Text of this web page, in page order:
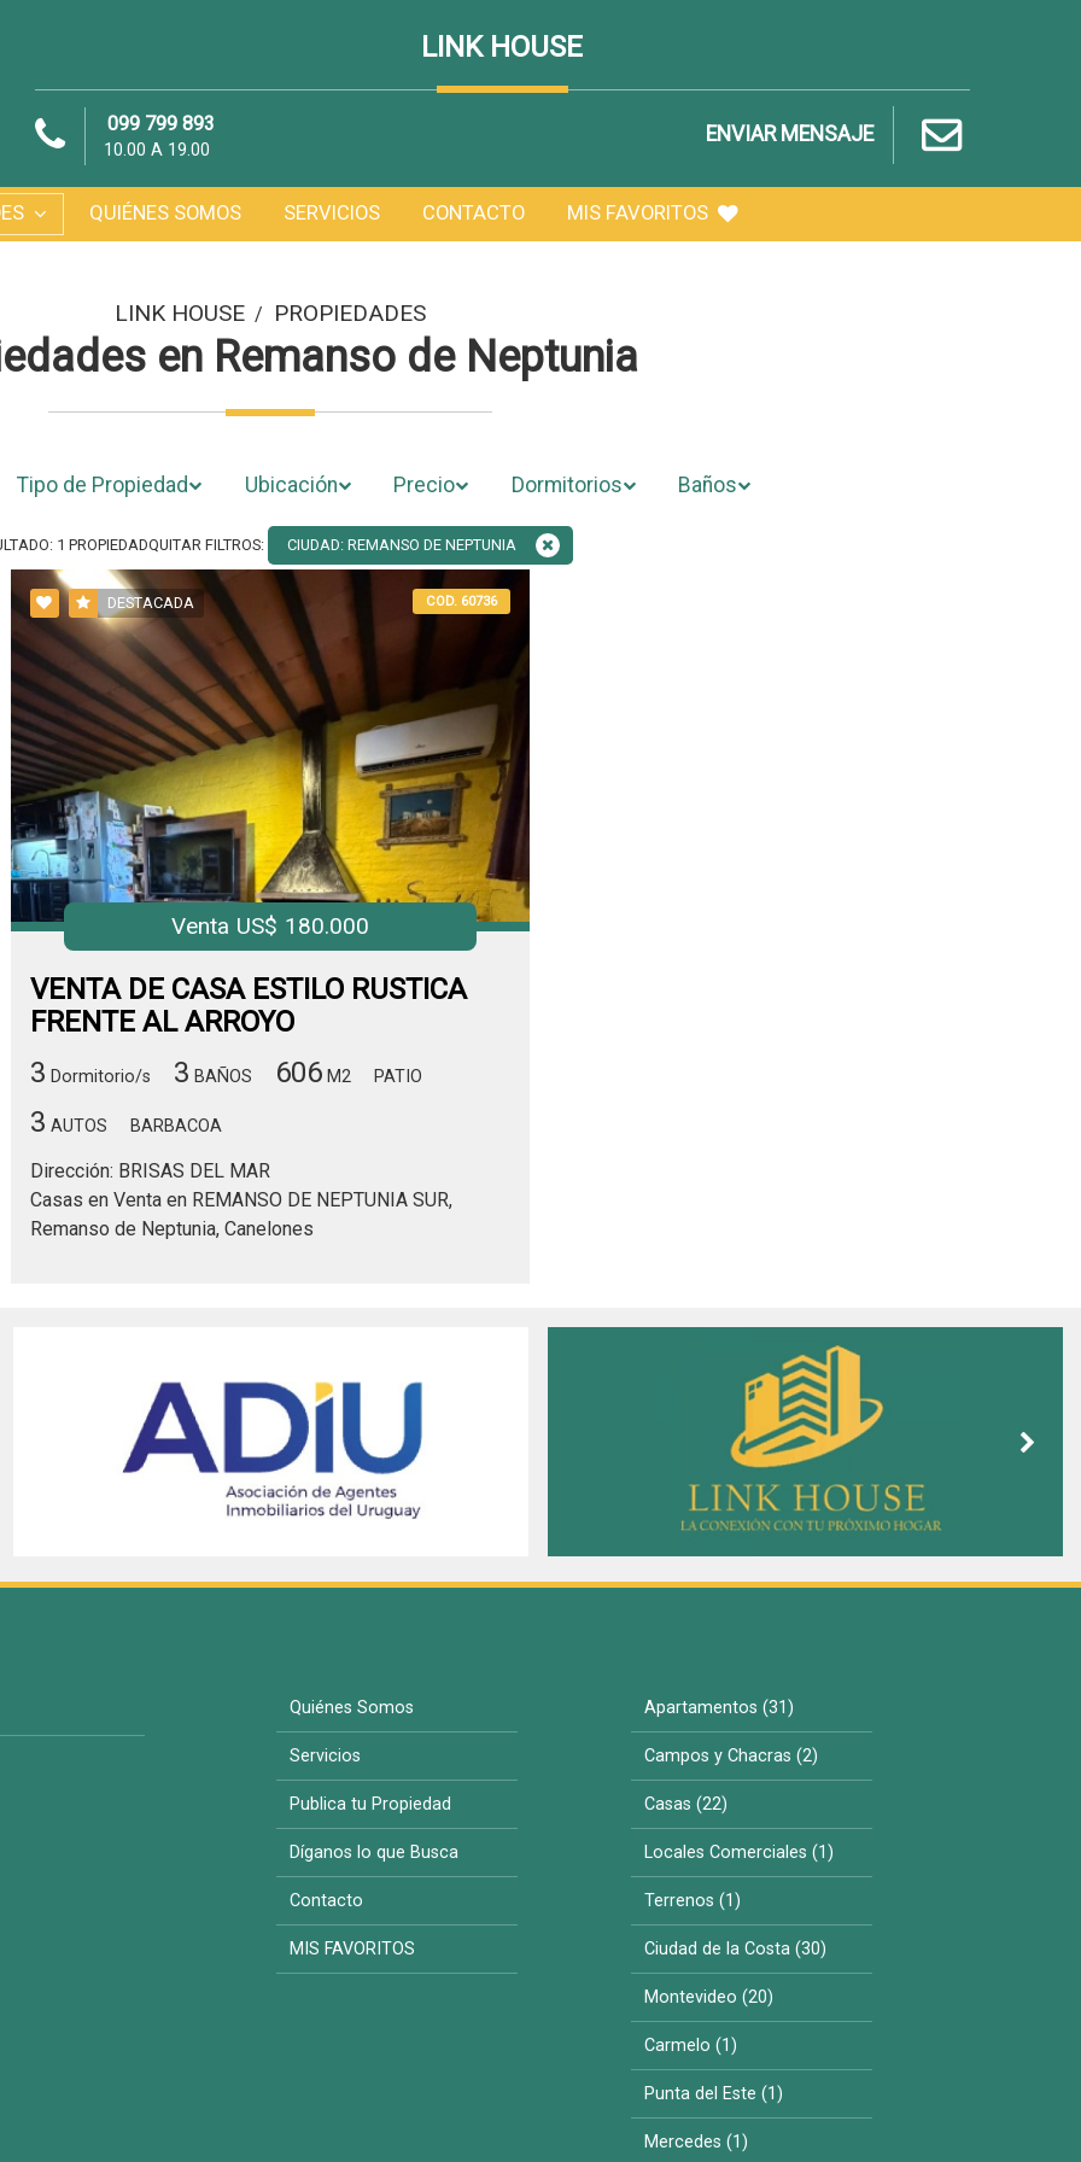
LINK HOUSE
099 799 893
10.00 A 19.00
ENVIAR MENSAJE
QUIÉNES SOMOS SERVICIOS CONTACTO MIS FAVORITOS
LINK HOUSE / PROPIEDADES
en Remanso de Neptunia
Tipo de Propiedad Ubicación Precio Dormitorios Baños
1 PROPIEDADQUITAR FILTROS: CIUDAD: REMANSO DE NEPTUNIA
DESTACADA COD. 60736
Venta US$ 180.000
VENTA DE CASA ESTILO RUSTICA
FRENTE AL ARROYO
3 Dormitorio/s 3 BAÑOS 606 M2 PATIO
3 AUTOS BARBACOA
Dirección: BRISAS DEL MAR
Casas en Venta en REMANSO DE NEPTUNIA SUR,
Remanso de Neptunia, Canelones
Quiénes Somos
Servicios
Publica tu Propiedad
Díganos lo que Busca
Contacto
MIS FAVORITOS
Apartamentos (31)
Campos y Chacras (2)
Casas (22)
Locales Comerciales (1)
Terrenos (1)
Ciudad de la Costa (30)
Montevideo (20)
Carmelo (1)
Punta del Este (1)
Mercedes (1)